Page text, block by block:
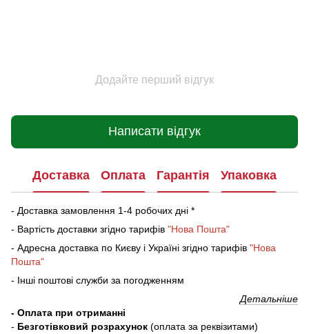
Додайте перший відгук
Написати відгук
Доставка Оплата Гарантія Упаковка
- Доставка замовлення 1-4 робочих дні *
- Вартість доставки згідно тарифів "Нова Пошта"
- Адресна доставка по Києву і Україні згідно тарифів "Нова
Пошта"
- Інші поштові служби за погодженням
Детальніше
- Оплата при отриманні
- Безготівковий розрахунок (оплата за реквізитами)